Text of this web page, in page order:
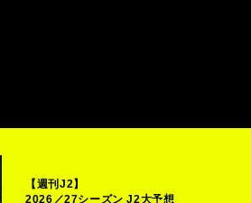
【週刊J2】
2026／27シーズン J2大予想